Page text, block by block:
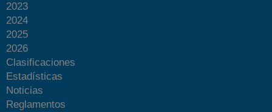
2023
2024
2025
2026
Clasificaciones
Estadísticas
Noticias
Reglamentos